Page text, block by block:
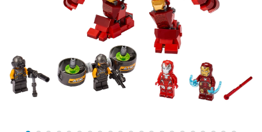
боевую машину Спарратуса и тайное укрытие ЧИ-
кристалла, а также разыграть батальную сцену между
воинами клана Горилл и Пауков.